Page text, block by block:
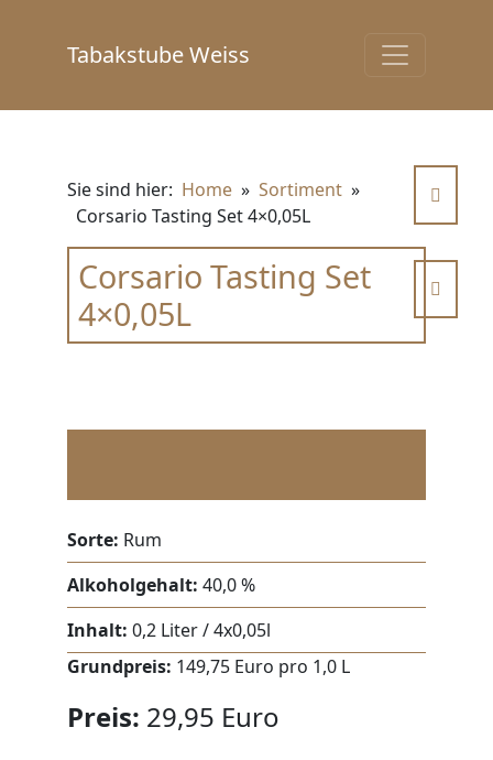
Tabakstube Weiss
Sie sind hier: Home » Sortiment »
Corsario Tasting Set 4×0,05L
Corsario Tasting Set
4×0,05L
Sorte: Rum
Alkoholgehalt: 40,0 %
Inhalt: 0,2 Liter / 4x0,05l
Grundpreis: 149,75 Euro pro 1,0 L
Preis: 29,95 Euro